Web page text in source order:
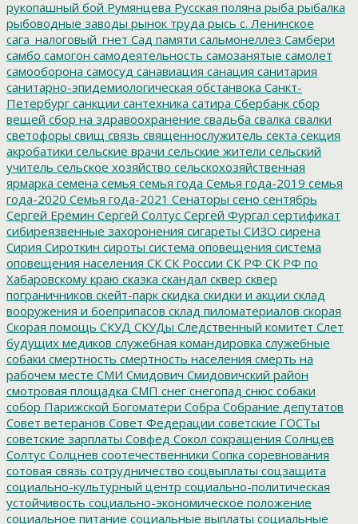
рукопашный бой Румянцева Русская поляна рыба рыбалка
рыбоводные заводы рынок труда рысь с. Ленинское
сага_налоговый_гнет Сад памяти сальмонеллез Самбери
самбо самогон самодеятельность самозанятые самолет
самооборона самосуд санавиация санация санитария
санитарно-эпидемиологическая обстанвока Санкт-
Петербург санкции сантехника сатира Сбербанк сбор
вещей сбор на здравоохранение свадьба свалка свалки
светофоры свищ связь священнослужитель секта секция
акробатики сельские врачи сельские жители сельский
учитель сельское хозяйство сельскохозяйственная
ярмарка семена семья семья года Семья года-2019 семья
года-2020 Семья года-2021 Сенаторы сено сентябрь
Сергей Ерёмин Сергей Солтус Сергей Фургал сертификат
сибиреязвенные захоронения сигареты СИЗО сирена
Сирия Сироткин сироты система оповещения система
оповещения населения СК СК России СК РФ СК РФ по
Хабаровскому краю сказка скандал сквер сквер
пограничников скейт-парк скидка скидки и акции склад
вооружения и боеприпасов склад пиломатериалов скорая
Скорая помощь СКУД СКУДы Следственный комитет Слет
будущих медиков служебная командировка служебные
собаки смертность смертность населения смерть на
рабочем месте СМИ Смидович Смидовичский район
смотровая площадка СМП снег снегопад снюс собаки
собор Парижской Богоматери Собра Собрание депутатов
Совет ветеранов Совет Федерации советские ГОСТы
советские зарплаты Совфед Сокол сокращения Солнцев
Солтус Солцнев соотечественники Сопка соревнования
сотовая связь сотрудничество соцвыплаты соцзащита
социально-культурный центр социально-политическая
устойчивость социально-экономическое положение
социальное питание социальные выплаты социальные